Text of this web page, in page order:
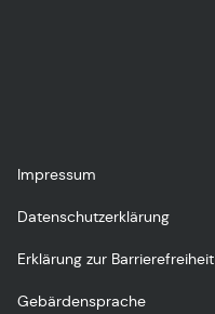
Impressum
Datenschutzerklärung
Erklärung zur Barrierefreiheit
Gebärdensprache